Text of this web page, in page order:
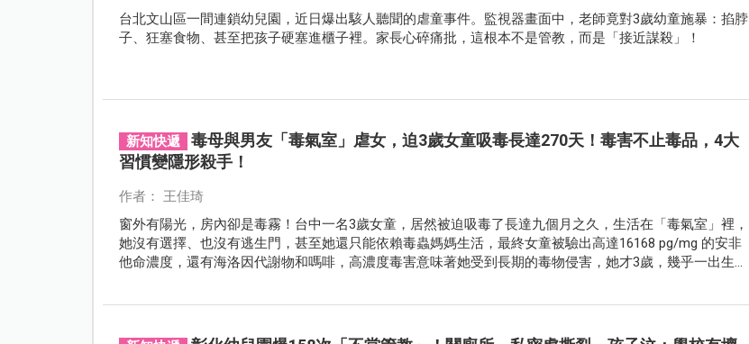
台北文山區一間連鎖幼兒園，近日爆出駭人聽聞的虐童事件。監視器畫面中，老師竟對3歲幼童施暴：掐脖
子、狂塞食物、甚至把孩子硬塞進櫃子裡。家長心碎痛批，這根本不是管教，而是「接近謀殺」！
新知快遞
毒母與男友「毒氣室」虐女，迫3歲女童吸毒長達270天！毒害不止毒品，4大
習慣變隱形殺手！
作者： 王佳琦
窗外有陽光，房內卻是毒霧！台中一名3歲女童，居然被迫吸毒了長達九個月之久，生活在「毒氣室」裡，
她沒有選擇、也沒有逃生門，甚至她還只能依賴毒蟲媽媽生活，最終女童被驗出高達16168 pg/mg 的安非
他命濃度，還有海洛因代謝物和嗎啡，高濃度毒害意味著她受到長期的毒物侵害，她才3歲，幾乎一出生就